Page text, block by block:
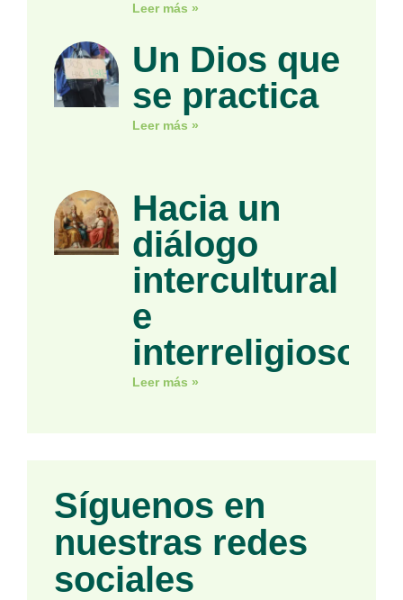
Leer más »
Un Dios que
se practica
Leer más »
Hacia un
diálogo
intercultural
e
interreligioso
Leer más »
Síguenos en
nuestras redes
sociales